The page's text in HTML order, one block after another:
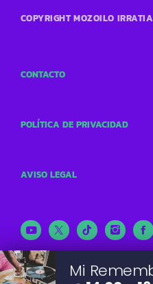
Mi
COPYRIGHT MOZOILO IRRATIA
CONTACTO
POLÍTICA DE PRIVACIDAD
AVISO LEGAL